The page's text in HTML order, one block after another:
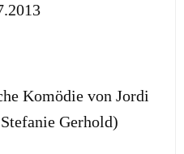
Komödie von Jordi
Gerhold)